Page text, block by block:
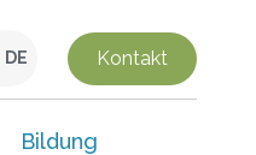
DE Kontakt
Bildung